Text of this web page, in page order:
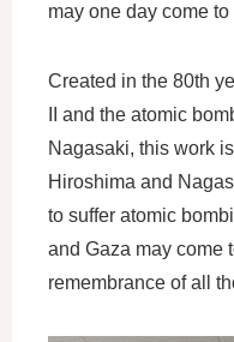
may one day come to
Created in the 80th
II and the atomic
Nagasaki, this work
Hiroshima and
to suffer atomic
and Gaza may come
remembrance of all